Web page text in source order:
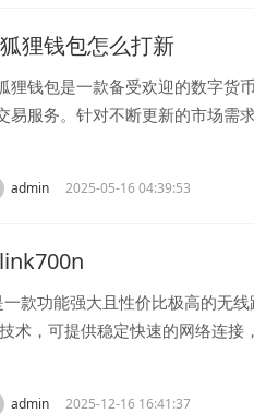
狸钱包怎么打新
狸钱包是一款备受欢迎的数字货
易服务。针对不断更新的市场需
admin 2025-05-16 04:39:53
一款功能强大且性价比极高的无
术，可提供稳定快速的网络连
admin 2025-12-16 16:41:37